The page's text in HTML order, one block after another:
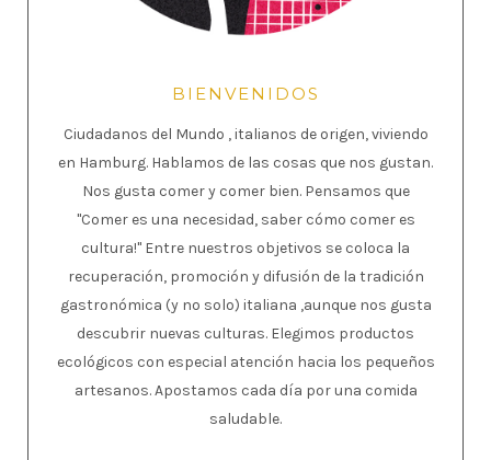
BIENVENIDOS
Ciudadanos del Mundo , italianos de origen, viviendo
en Hamburg. Hablamos de las cosas que nos gustan.
Nos gusta comer y comer bien. Pensamos que
"Comer es una necesidad, saber cómo comer es
cultura!" Entre nuestros objetivos se coloca la
recuperación, promoción y difusión de la tradición
gastronómica (y no solo) italiana ,aunque nos gusta
descubrir nuevas culturas. Elegimos productos
ecológicos con especial atención hacia los pequeños
artesanos. Apostamos cada día por una comida
saludable.